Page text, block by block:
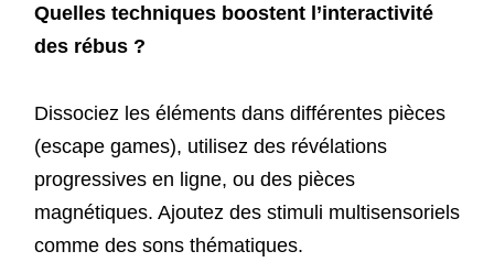
Quelles techniques boostent l’interactivité
des rébus ?
Dissociez les éléments dans différentes pièces
(escape games), utilisez des révélations
progressives en ligne, ou des pièces
magnétiques. Ajoutez des stimuli multisensoriels
comme des sons thématiques.